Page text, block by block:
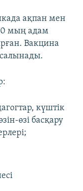
ақпан мен
мың адам
Вакцина
салынады.
күштік
өзі басқару